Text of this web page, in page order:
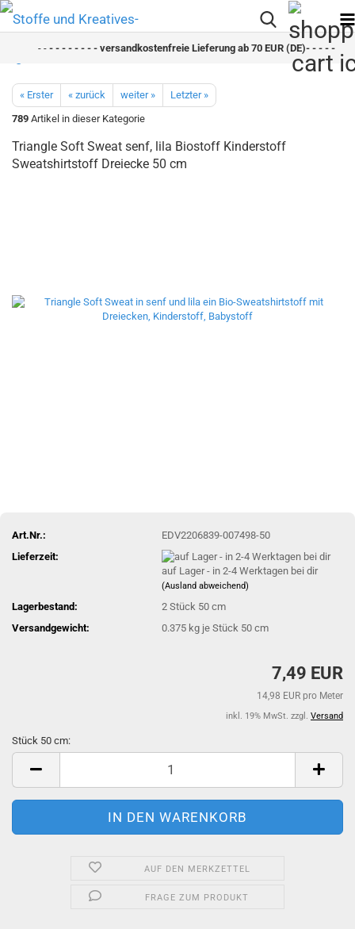
- - - - - - - - versandkostenfreie Lieferung ab 70 EUR (DE)- - - - - - - -
« Erster « zurück weiter »
Letzter »
789 Artikel in dieser Kategorie
Triangle Soft Sweat senf, lila Biostoff Kinderstoff
Sweatshirtstoff Dreiecke 50 cm
Art.Nr.:
EDV2206839-007498-50
Lieferzeit:
auf Lager - in 2-4 Werktagen bei dir
(Ausland abweichend)
Lagerbestand: 2Stück 50 cm
Versandgewicht:
0.375 kg je Stück 50 cm
7,49 EUR
14,98 EUR pro Meter
inkl. 19% MwSt. zzgl. Versand
Stück 50 cm:
Stück
cm
AUF DEN MERKZETTEL
FRAGE ZUM PRODUKT